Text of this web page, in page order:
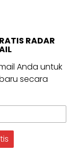
RADAR
Anda untuk
secara